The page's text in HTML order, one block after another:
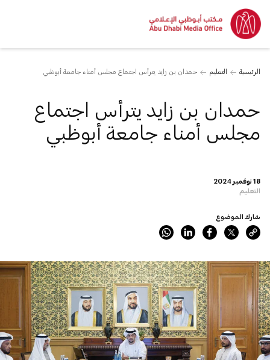
الرئيسية التعليم حمدان بن زايد يترأس اجتماع مجلس أمناء جامعة أبوظبي
18 نوفمبر 2024
التعليم
حمدان بن زايد يترأس اجتماع
مجلس أمناء جامعة أبوظبي
شارك الموضوع